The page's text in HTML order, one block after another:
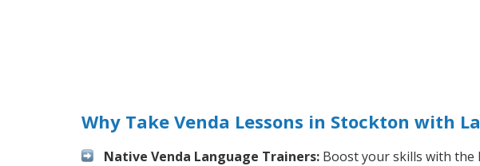
Why Take Venda Lessons in Stockton with
Native Venda Language Trainers: Boost your skills with the